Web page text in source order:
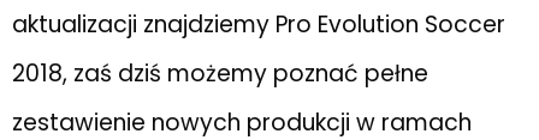
aktualizacji znajdziemy Pro Evolution Soccer
2018, zaś dziś możemy poznać pełne
zestawienie nowych produkcji w ramach